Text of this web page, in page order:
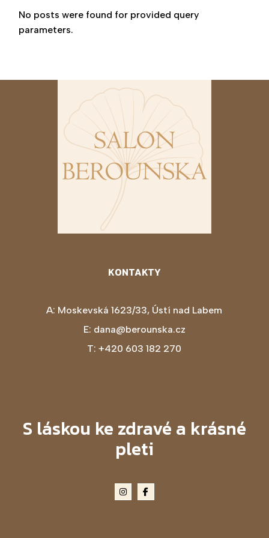
No posts were found for provided query
parameters.
KONTAKTY
A: Moskevská 1623/33, Ústí nad Labem
E: dana@berounska.cz
T:+420 603 182 270
S láskou ke zdravé a krásné
pleti